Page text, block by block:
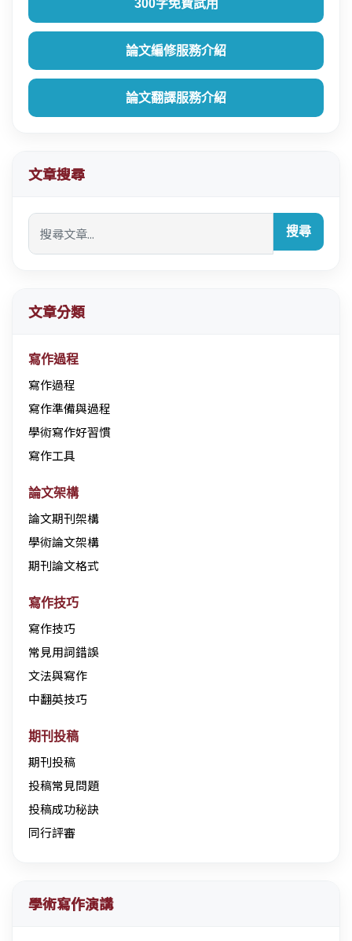
300字免費試用
論文編修服務介紹
論文翻譯服務介紹
文章搜尋
搜尋
文章分類
寫作過程
寫作過程
寫作準備與過程
學術寫作好習慣
寫作工具
論文架構
論文期刊架構
學術論文架構
期刊論文格式
寫作技巧
寫作技巧
常見用詞錯誤
文法與寫作
中翻英技巧
期刊投稿
期刊投稿
投稿常見問題
投稿成功秘訣
同行評審
學術寫作演講